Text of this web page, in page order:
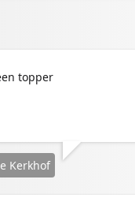
topper
Kerkhof